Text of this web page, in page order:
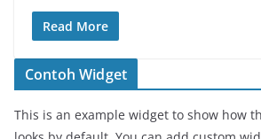
Read More
Contoh Widget
This is an example widget to show how